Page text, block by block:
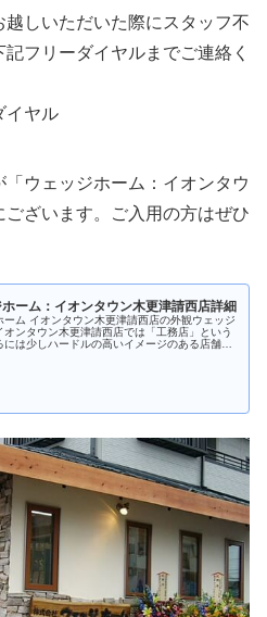
しいただいた際にスタッフ不
フリーダイヤルまでご連絡く
イヤル
ウェッジホーム：イオンタウ
ざいます。ご入用の方はぜひ
ーム：イオンタウン木更津請西店詳細
ーム イオンタウン木更津請西店の外観ウェッジ
オンタウン木更津請西店では「工務店」という
には少しハードルの高いイメージのある店舗で